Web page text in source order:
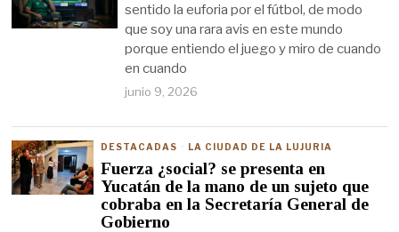
sentido la euforia por el fútbol, de modo
que soy una rara avis en este mundo
porque entiendo el juego y miro de cuando
en cuando
junio 9, 2026
DESTACADAS · LA CIUDAD DE LA LUJURIA
Fuerza ¿social? se presenta en
Yucatán de la mano de un sujeto que
cobraba en la Secretaría General de
Gobierno